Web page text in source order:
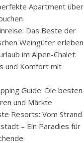
Apartment über
Das Beste der
Weingüter erleben
im Alpen-Chalet:
und Komfort mit
Guide: Die besten
und Märkte
Resorts: Vom Strand
– Ein Paradies für